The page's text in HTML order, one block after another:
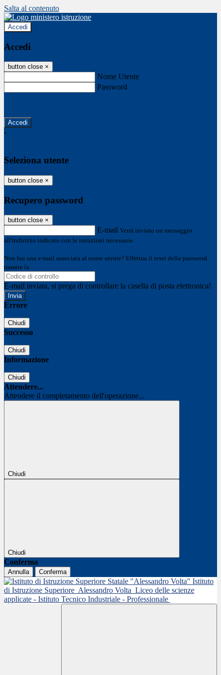
Salta al contenuto
Accedi
Accedi
button close ×
Nome Utente
Password
-
Seleziona utente
button close ×
Recupero password
button close ×
E-mail Verrà inviato un messaggio
all'indirizzo indicato con le istruzioni necessarie.
Non hai una e-mail associata al nome utente? Effettua il reset della password
tramite la
E-mail inviata, si prega di controllare la casella di posta elettronica!
Errore
Chiudi
Successo
Chiudi
Informazione
Chiudi
Attendere...
Attendere il completamento dell'operazione...
Chiudi
Chiudi
Conferma
Annulla Conferma
Istituto
di Istruzione Superiore Alessandro Volta Liceo delle scienze
applicate - Istituto Tecnico Industriale - Professionale